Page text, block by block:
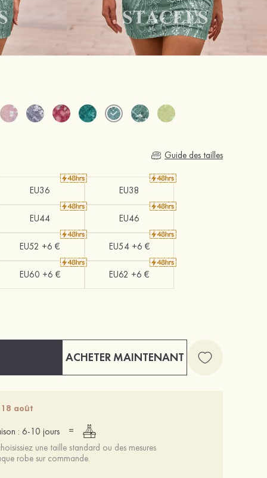
Guide des tailles
EU36 EU38
EU44 EU46
EU52 +6 € EU54 +6 €
EU60 +6 € EU62 +6 €
ACHETER MAINTENANT
août
: 6-10 jours
=
une taille standard ou des mesures
robe sur commande.